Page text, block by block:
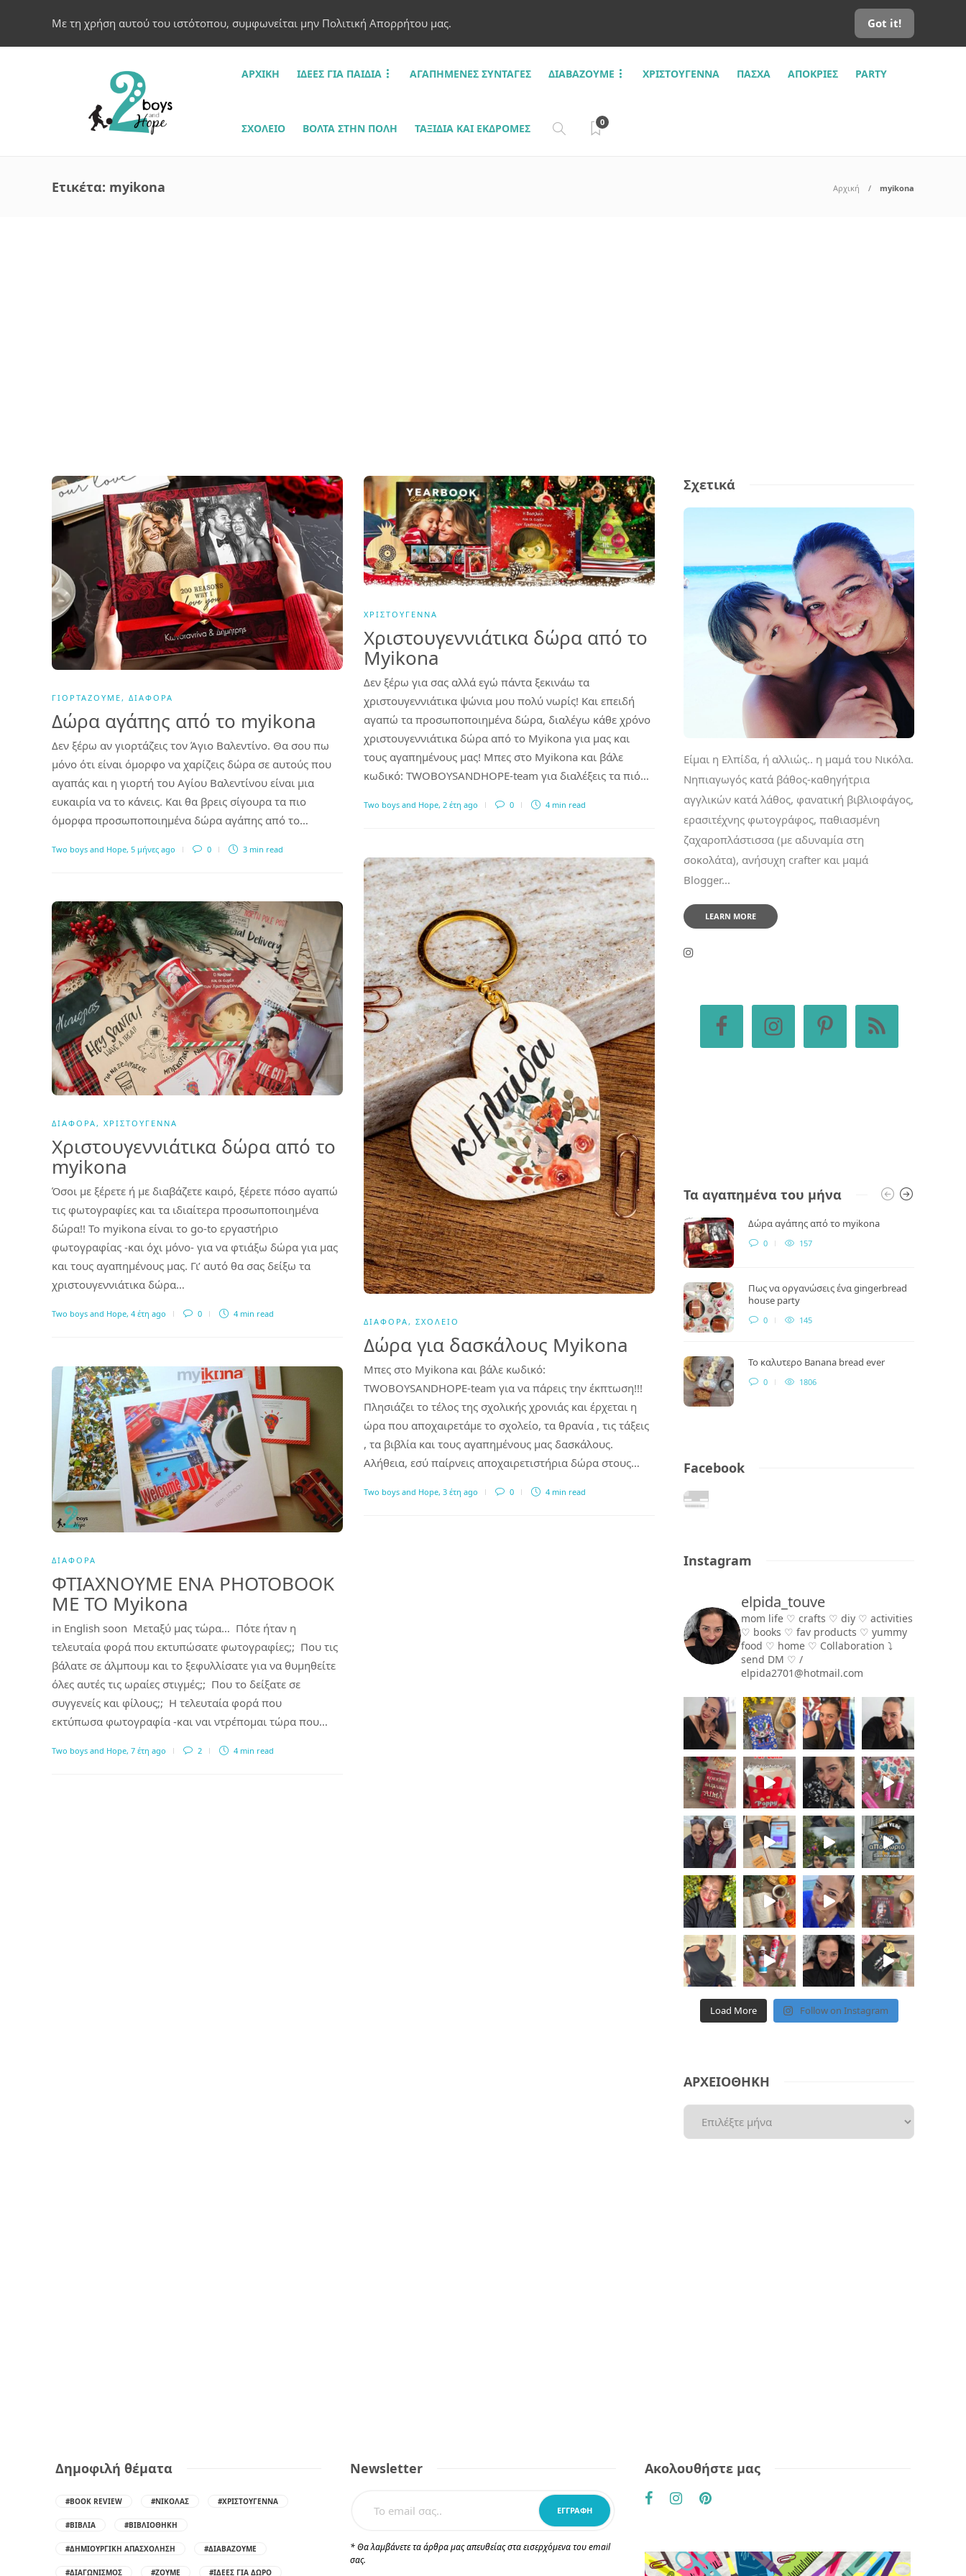
Με τη χρήση αυτού του ιστότοπου, συμφωνείται μην Πολιτική Απορρήτου μας. Got it!
ΑΡΧΙΚΗ ΙΔΈΕΣ ΓΙΑ ΠΑΙΔΙΆ ΑΓΑΠΗΜΈΝΕΣ ΣΥΝΤΑΓΈΣ ΔΙΑΒΆΖΟΥΜΕ ΧΡΙΣΤΟΎΓΕΝΝΑ ΠΆΣΧΑ ΑΠΌΚΡΙΕΣ PARTY
ΣΧΟΛΕΊΟ ΒΌΛΤΑ ΣΤΗΝ ΠΌΛΗ ΤΑΞΊΔΙΑ ΚΑΙ ΕΚΔΡΟΜΈΣ 0
Ετικέτα: myikona Αρχική myikona
ΓΙΟΡΤΆΖΟΥΜΕ , ΔΙΆΦΟΡΑ
Δώρα αγάπης από το myikona
Δεν ξέρω αν γιορτάζεις τον Άγιο Βαλεντίνο. Θα σου πω
μόνο ότι είναι όμορφο να χαρίζεις δώρα σε αυτούς που
αγαπάς και η γιορτή του Αγίου Βαλεντίνου είναι μια
ευκαιρία να το κάνεις. Και θα βρεις σίγουρα τα πιο
όμορφα προσωποποιημένα δώρα αγάπης από το…
Two boys and Hope, 5 μήνες ago 0 3 min read
ΧΡΙΣΤΟΎΓΕΝΝΑ
Χριστουγεννιάτικα δώρα από το
Myikona
Δεν ξέρω για σας αλλά εγώ πάντα ξεκινάω τα
χριστουγεννιάτικα ψώνια μου πολύ νωρίς! Και επειδή
αγαπώ τα προσωποποιημένα δώρα, διαλέγω κάθε χρόνο
χριστουγεννιάτικα δώρα από το Myikona για μας και
τους αγαπημένους μας! Μπες στο Myikona και βάλε
κωδικό: TWOBOYSANDHOPE-team για διαλέξεις τα πιό…
Two boys and Hope, 2 έτη ago 0 4 min read
ΔΙΆΦΟΡΑ, ΣΧΟΛΕΊΟ
Δώρα για δασκάλους Myikona
Μπες στο Myikona και βάλε κωδικό:
TWOBOYSANDHOPE-team για να πάρεις την έκπτωση!!!
Πλησιάζει το τέλος της σχολικής χρονιάς και έρχεται η
ώρα που αποχαιρετάμε το σχολείο, τα θρανία , τις τάξεις
, τα βιβλία και τους αγαπημένους μας δασκάλους.
Αλήθεια, εσύ παίρνεις αποχαιρετιστήρια δώρα στους…
Two boys and Hope, 3 έτη ago 0 4 min read
ΔΙΆΦΟΡΑ , ΧΡΙΣΤΟΎΓΕΝΝΑ
Χριστουγεννιάτικα δώρα από το
myikona
Όσοι με ξέρετε ή με διαβάζετε καιρό, ξέρετε πόσο αγαπώ
τις φωτογραφίες και τα ιδιαίτερα προσωποποιημένα
δώρα!! Το myikona είναι το go-to εργαστήριο
φωτογραφίας -και όχι μόνο- για να φτιάξω δώρα για μας
και τους αγαπημένους μας. Γι’ αυτό θα σας δείξω τα
χριστουγεννιάτικα δώρα…
Two boys and Hope, 4 έτη ago 0 4 min read
ΔΙΆΦΟΡΑ
ΦΤΙΑΧΝΟΥΜΕ ΕΝΑ PHOTOBOOK
ME TO Myikona
in English soon Μεταξύ μας τώρα… Πότε ήταν η
τελευταία φορά που εκτυπώσατε φωτογραφίες;; Που τις
βάλατε σε άλμπουμ και το ξεφυλλίσατε για να θυμηθείτε
όλες αυτές τις ωραίες στιγμές;; Που το δείξατε σε
συγγενείς και φίλους;; Η τελευταία φορά που
εκτύπωσα φωτογραφία -και ναι ντρέπομαι τώρα που…
Two boys and Hope, 7 έτη ago 2 4 min read
Σχετικά
Είμαι η Ελπίδα, ή αλλιώς.. η μαμά του Νικόλα.
Νηπιαγωγός κατά βάθος-καθηγήτρια
αγγλικών κατά λάθος, φανατική βιβλιοφάγος,
ερασιτέχνης φωτογράφος, παθιασμένη
ζαχαροπλάστισσα (με αδυναμία στη
σοκολάτα), ανήσυχη crafter και μαμά
Blogger...
LEARN MORE
Τα αγαπημένα του μήνα
Δώρα αγάπης από το myikona
0 157
Πως να οργανώσεις ένα gingerbread
house party
0 145
Το καλυτερο Banana bread ever
0 1806
Facebook
Instagram
elpida_touve
mom life ♡ crafts ♡ diy ♡ activities
♡ books ♡ fav products ♡ yummy
food ♡ home ♡ Collaboration ⤵️
send DM ♡ /
elpida2701@hotmail.com
Load More Follow on Instagram
ΑΡΧΕΙΟΘΗΚΗ
Δημοφιλή θέματα
#BOOK REVIEW #ΝΙΚΌΛΑΣ #ΧΡΙΣΤΟΎΓΕΝΝΑ
#ΒΙΒΛΊΑ #ΒΙΒΛΙΟΘΉΚΗ
#ΔΗΜΙΟΥΡΓΙΚΉ ΑΠΑΣΧΌΛΗΣΗ #ΔΙΑΒΆΖΟΥΜΕ
#ΔΙΑΓΩΝΙΣΜΌΣ #ΖΟΎΜΕ #ΙΔΈΕΣ ΓΙΑ ΔΏΡΟ
Newsletter
* Θα λαμβάνετε τα άρθρα μας απευθείας στα εισερχόμενα του email
σας.
Ακολουθήστε μας